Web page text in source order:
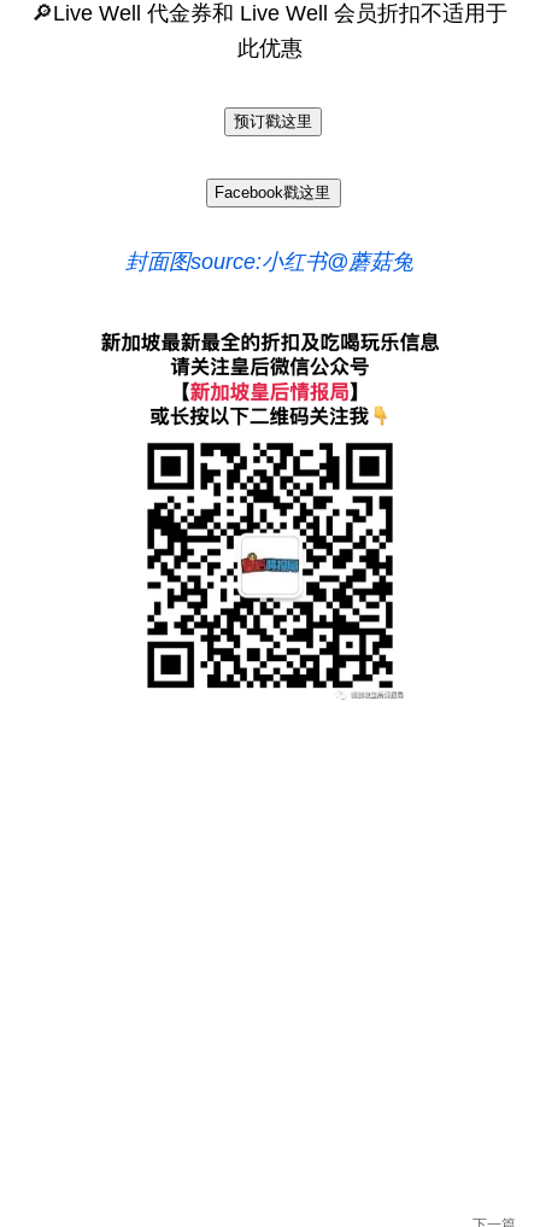
🔎Live Well 代金券和 Live Well 会员折扣不适用于
此优惠
预订戳这里
Facebook戳这里
封面图source:小红书@蘑菇兔